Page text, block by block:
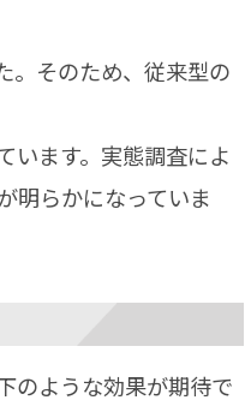
。そのため、従来型の
います。実態調査によ
明らかになっていま
のような効果が期待で